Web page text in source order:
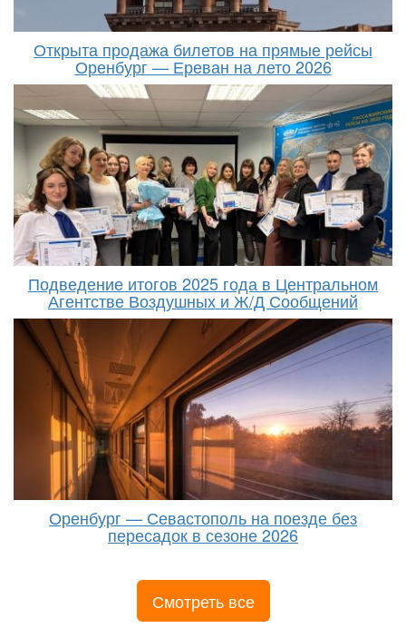
Открыта продажа билетов на прямые рейсы
Оренбург — Ереван на лето 2026
Подведение итогов 2025 года в Центральном
Агентстве Воздушных и Ж/Д Сообщений
Оренбург — Севастополь на поезде без
пересадок в сезоне 2026
Смотреть все